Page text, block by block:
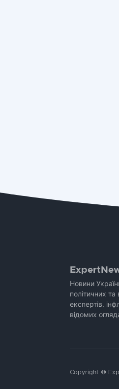
Новини
політичних та
експертів,
відомих
Copyright ©